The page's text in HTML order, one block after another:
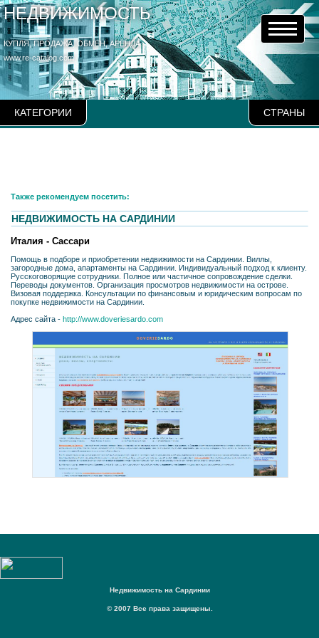
НЕДВИЖИМОСТЬ
КУПЛЯ, ПРОДАЖА, ОБМЕН, АРЕНДА
www.re-catalog.com
КАТЕГОРИИ СТРАНЫ
Также рекомендуем посетить:
НЕДВИЖИМОСТЬ НА САРДИНИИ
Италия - Сассари
Помощь в подборе и приобретении недвижимости на Сардинии. Виллы,
загородные дома, апартаменты на Сардинии. Индивидуальный подход к клиенту.
Русскоговорящие сотрудники. Полное или частичное сопровождение сделки.
Переводы документов. Организация просмотров недвижимости на острове.
Визовая поддержка. Консультации по финансовым и юридическим вопросам по
покупке недвижимости на Сардинии.
Адрес сайта - http://www.doveriesardo.com
Недвижимость на Сардинии
© 2007 Все права защищены.